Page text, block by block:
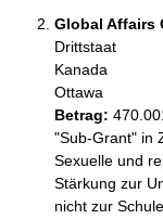
Global Affairs
Drittstaat
Kanada
Ottawa
Betrag:
"Sub-Grant" in
Sexuelle und
Stärkung zur
nicht zur